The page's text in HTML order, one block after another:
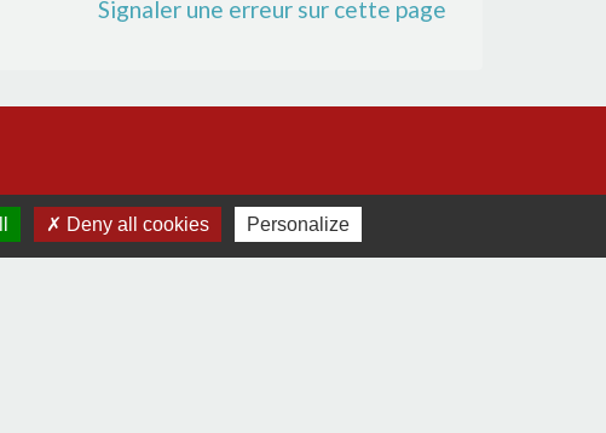
Signaler une erreur sur cette page
Deny all cookies Personalize